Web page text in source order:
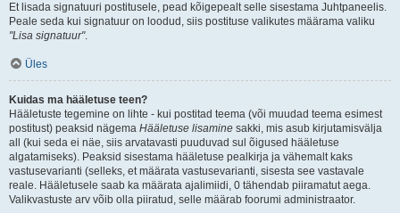
Et lisada signatuuri postitusele, pead kõigepealt selle sisestama Juhtpaneelis.
Peale seda kui signatuur on loodud, siis postituse valikutes määrama valiku
"Lisa signatuur".
Üles
Kuidas ma hääletuse teen?
Hääletuste tegemine on lihte - kui postitad teema (või muudad teema esimest
postitust) peaksid nägema Hääletuse lisamine sakki, mis asub kirjutamisvälja
all (kui seda ei näe, siis arvatavasti puuduvad sul õigused hääletuse
algatamiseks). Peaksid sisestama hääletuse pealkirja ja vähemalt kaks
vastusevarianti (selleks, et määrata vastusevarianti, sisesta see vastavale
reale. Hääletusele saab ka määrata ajalimiidi, 0 tähendab piiramatut aega.
Valikvastuste arv võib olla piiratud, selle määrab foorumi administraator.